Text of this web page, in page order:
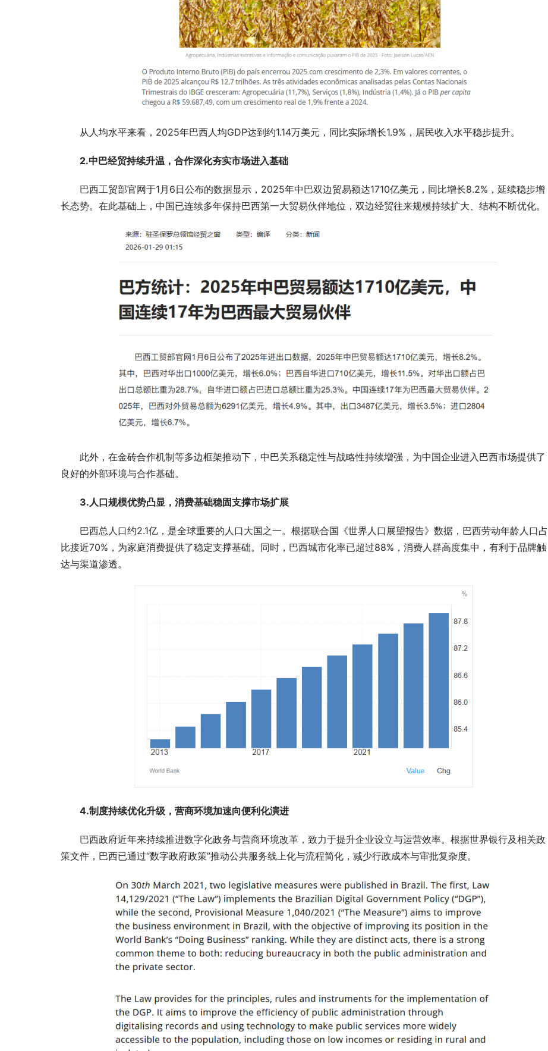
从人均水平来看，2025年巴西人均GDP达到约1.14万美元，同比实际增长1.9%，居民收入水平稳步提升。
2.中巴经贸持续升温，合作深化夯实市场进入基础
巴西工贸部官网于1月6日公布的数据显示，2025年中巴双边贸易额达1710亿美元，同比增长8.2%，延续稳步增
长态势。在此基础上，中国已连续多年保持巴西第一大贸易伙伴地位，双边经贸往来规模持续扩大、结构不断优化。
此外，在金砖合作机制等多边框架推动下，中巴关系稳定性与战略性持续增强，为中国企业进入巴西市场提供了
良好的外部环境与合作基础。
3.人口规模优势凸显，消费基础稳固支撑市场扩展
巴西总人口约2.1亿，是全球重要的人口大国之一。根据联合国《世界人口展望报告》数据，巴西劳动年龄人口占
比接近70%，为家庭消费提供了稳定支撑基础。同时，巴西城市化率已超过88%，消费人群高度集中，有利于品牌触
达与渠道渗透。
4.制度持续优化升级，营商环境加速向便利化演进
巴西政府近年来持续推进数字化政务与营商环境改革，致力于提升企业设立与运营效率。根据世界银行及相关政
策文件，巴西已通过“数字政府政策”推动公共服务线上化与流程简化，减少行政成本与审批复杂度。